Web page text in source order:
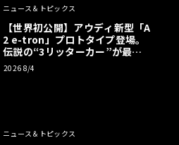
ニュース＆トピックス
【世界初公開】アウディ新型「A
2 e-tron」プロトタイプ登場。
伝説の“3リッターカー”が最高
効率エントリーBEVとして復活
【画像38枚】
2026 8/4
ニュース＆トピックス